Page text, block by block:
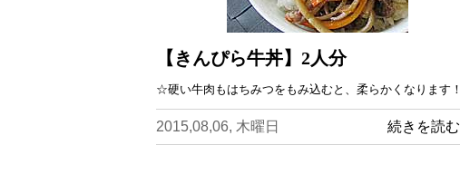
【きんぴら牛丼】2人分
☆硬い牛肉もはちみつをもみ込むと、柔らかくなります！
2015,08,06, 木曜日 続きを読む